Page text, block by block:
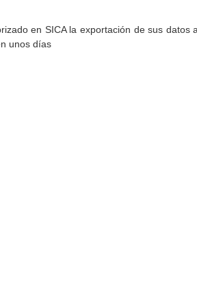
en SICA la exportación de sus
unos días